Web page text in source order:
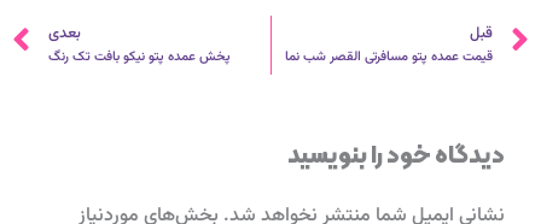
قبلی
قبل
قیمت عمده پتو مسافرتی القصر شب نما
بعدی
پخش عمده پتو نیکو بافت تک رنگ
دیدگاه‌ خود را بنویسید
نشانی ایمیل شما منتشر نخواهد شد. بخش‌های موردنیاز